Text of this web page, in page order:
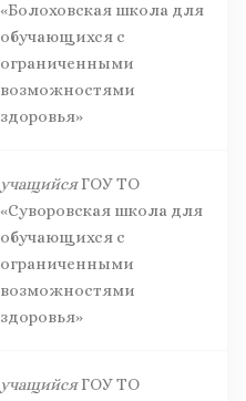
«Болоховская школа для
обучающихся с
ограниченными
возможностями
здоровья»
учащийсяГОУ ТО
«Суворовская школа для
обучающихся с
ограниченными
возможностями
здоровья»
учащийсяГОУ ТО